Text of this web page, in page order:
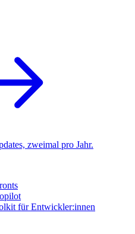
zweimal pro Jahr.
für Entwickler:innen